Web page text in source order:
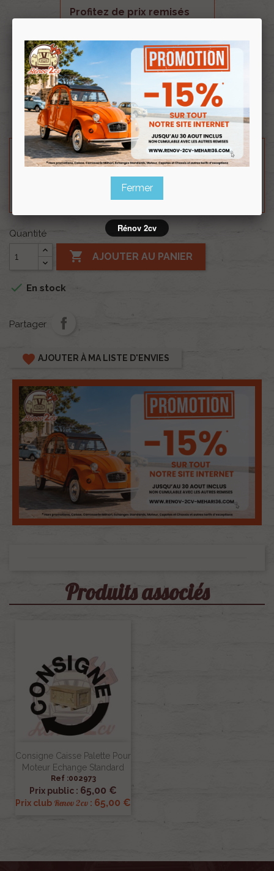
Profitez de prix remisés
Souscrire
au clubRenov 2cv
Consigne moteur Echange Standard.
Besoin d'un renseignement technique sur le produit
? N'hésitez pas à contacter notre service
renov2cv.technique@gmail.com
Quantité
 AJOUTER AU PANIER
 En stock
Partager
favorite AJOUTER À MA LISTE D'ENVIES
Produits associés
Consigne Caisse Palette Pour
Moteur Echange Standard
Ref :002973
Prix public : 65,00 €
Prix club Renov 2cv : 65,00 €
Fermer
Rénov 2cv